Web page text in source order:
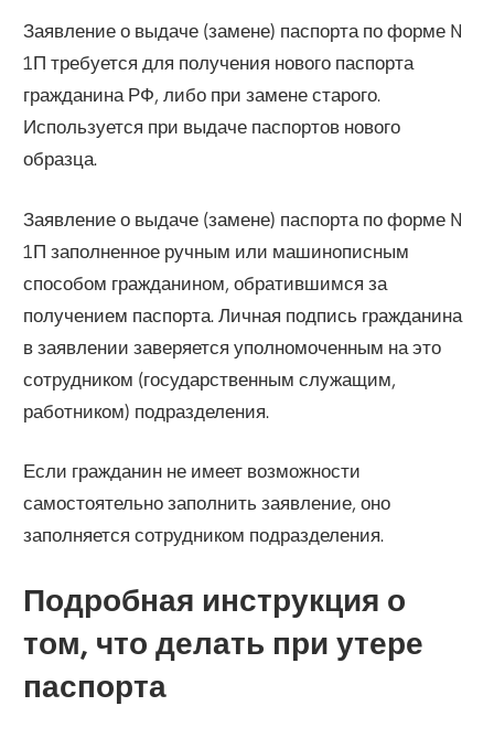
Заявление о выдаче (замене) паспорта по форме N
1П требуется для получения нового паспорта
гражданина РФ, либо при замене старого.
Используется при выдаче паспортов нового
образца.
Заявление о выдаче (замене) паспорта по форме N
1П заполненное ручным или машинописным
способом гражданином, обратившимся за
получением паспорта. Личная подпись гражданина
в заявлении заверяется уполномоченным на это
сотрудником (государственным служащим,
работником) подразделения.
Если гражданин не имеет возможности
самостоятельно заполнить заявление, оно
заполняется сотрудником подразделения.
Подробная инструкция о
том, что делать при утере
паспорта